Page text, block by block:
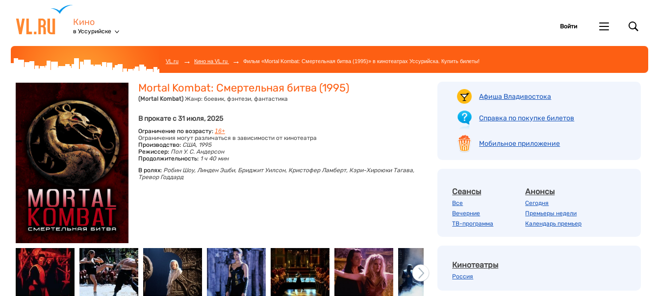
Кино
в Уссурийске
Войти
VL.ru → Кино на VL.ru → Фильм «Mortal Kombat: Смертельная битва (1995)» в кинотеатрах Уссурийска. Купить билеты!
Mortal Kombat: Смертельная битва (1995)
(Mortal Kombat) Жанр: боевик, фэнтези, фантастика
В прокате с 31 июля, 2025
Ограничение по возрасту: 16+
Ограничения могут различаться в зависимости от кинотеатра
Производство: США, 1995
Режиссер: Пол У. С. Андерсон
Продолжительность: 1 ч 40 мин
В ролях: Робин Шоу, Линден Эшби, Бриджит Уилсон, Кристофер Ламберт, Кэри-Хироюки Тагава,
Тревор Годдард
Афиша Владивостока
Справка по покупке билетов
Мобильное приложение
Сеансы
Все
Вечерние
ТВ-программа
Анонсы
Сегодня
Премьеры недели
Календарь премьер
Кинотеатры
Россия